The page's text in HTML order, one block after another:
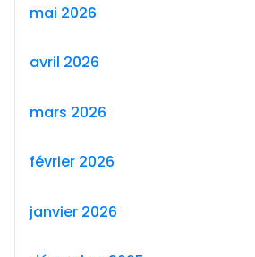
mai 2026
avril 2026
mars 2026
février 2026
janvier 2026